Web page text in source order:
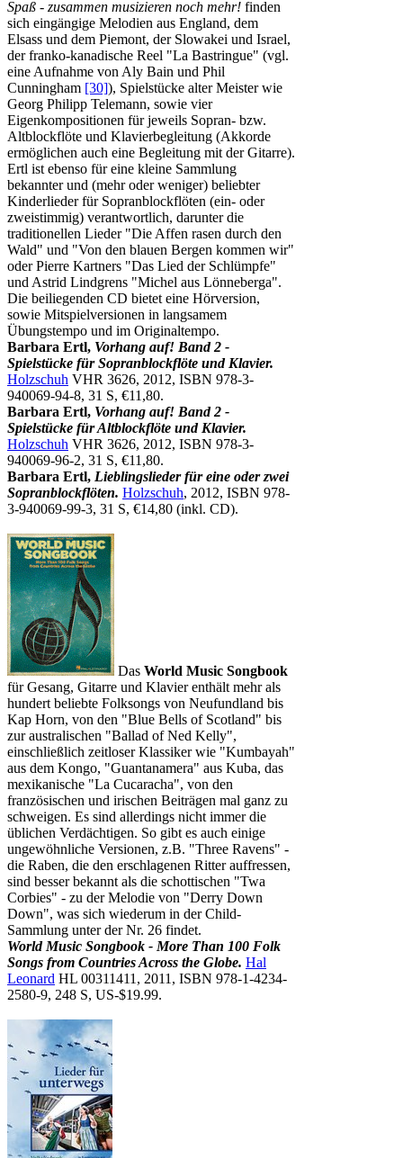
Spaß - zusammen musizieren noch mehr! finden
sich eingängige Melodien aus England, dem
Elsass und dem Piemont, der Slowakei und Israel,
der franko-kanadische Reel "La Bastringue" (vgl.
eine Aufnahme von Aly Bain und Phil
Cunningham [30]), Spielstücke alter Meister wie
Georg Philipp Telemann, sowie vier
Eigenkompositionen für jeweils Sopran- bzw.
Altblockflöte und Klavierbegleitung (Akkorde
ermöglichen auch eine Begleitung mit der Gitarre).
Ertl ist ebenso für eine kleine Sammlung
bekannter und (mehr oder weniger) beliebter
Kinderlieder für Sopranblockflöten (ein- oder
zweistimmig) verantwortlich, darunter die
traditionellen Lieder "Die Affen rasen durch den
Wald" und "Von den blauen Bergen kommen wir"
oder Pierre Kartners "Das Lied der Schlümpfe"
und Astrid Lindgrens "Michel aus Lönneberga".
Die beiliegenden CD bietet eine Hörversion,
sowie Mitspielversionen in langsamem
Übungstempo und im Originaltempo.
Barbara Ertl, Vorhang auf! Band 2 -
Spielstücke für Sopranblockflöte und Klavier.
Holzschuh VHR 3626, 2012, ISBN 978-3-
940069-94-8, 31 S, €11,80.
Barbara Ertl, Vorhang auf! Band 2 -
Spielstücke für Altblockflöte und Klavier.
Holzschuh VHR 3626, 2012, ISBN 978-3-
940069-96-2, 31 S, €11,80.
Barbara Ertl, Lieblingslieder für eine oder zwei
Sopranblockflöten. Holzschuh, 2012, ISBN 978-
3-940069-99-3, 31 S, €14,80 (inkl. CD).
Das World Music Songbook
für Gesang, Gitarre und Klavier enthält mehr als
hundert beliebte Folksongs von Neufundland bis
Kap Horn, von den "Blue Bells of Scotland" bis
zur australischen "Ballad of Ned Kelly",
einschließlich zeitloser Klassiker wie "Kumbayah"
aus dem Kongo, "Guantanamera" aus Kuba, das
mexikanische "La Cucaracha", von den
französischen und irischen Beiträgen mal ganz zu
schweigen. Es sind allerdings nicht immer die
üblichen Verdächtigen. So gibt es auch einige
ungewöhnliche Versionen, z.B. "Three Ravens" -
die Raben, die den erschlagenen Ritter auffressen,
sind besser bekannt als die schottischen "Twa
Corbies" - zu der Melodie von "Derry Down
Down", was sich wiederum in der Child-
Sammlung unter der Nr. 26 findet.
World Music Songbook - More Than 100 Folk
Songs from Countries Across the Globe. Hal
Leonard HL 00311411, 2011, ISBN 978-1-4234-
2580-9, 248 S, US-$19.99.